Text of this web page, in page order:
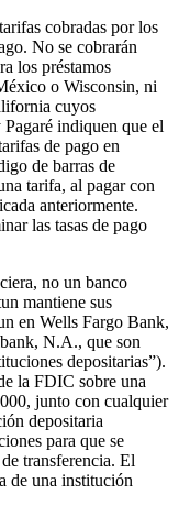
cobradas por los
No se cobrarán
los préstamos
o Wisconsin, ni
cuyos
indiquen que el
de pago en
de barras de
tarifa, al pagar con
anteriormente.
las tasas de pago
no un banco
mantiene sus
en Wells Fargo Bank,
N.A., que son
depositarias”).
la FDIC sobre una
junto con cualquier
depositaria
para que se
transferencia. El
de una institución